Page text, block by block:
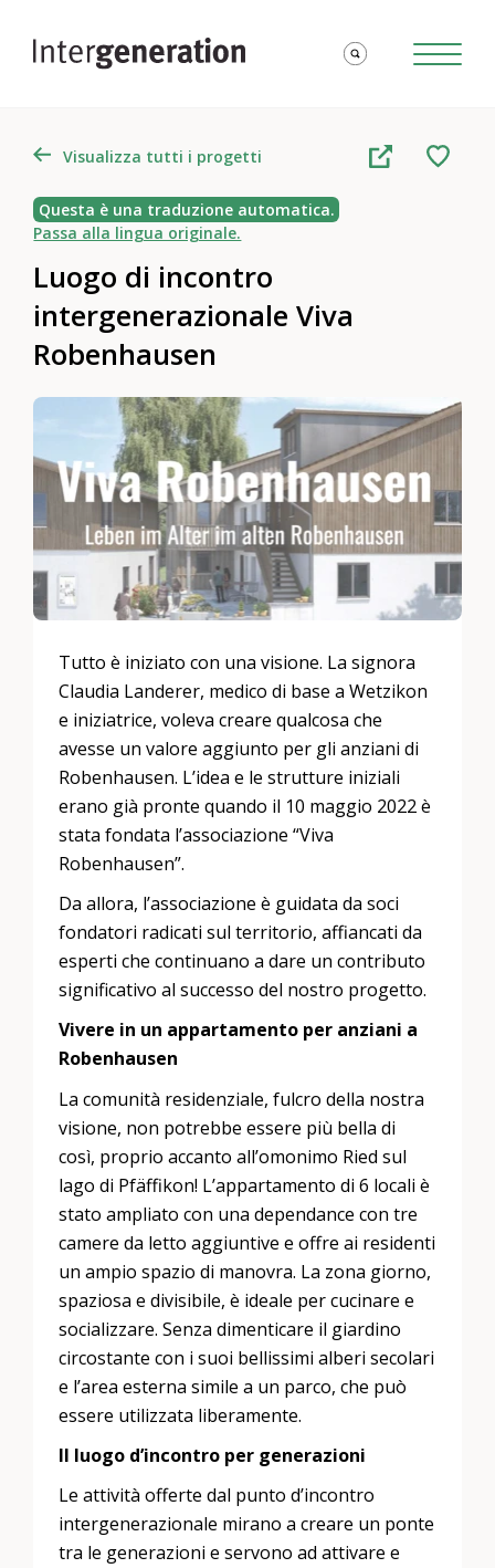
Visualizza tutti i progetti
Questa è una traduzione automatica.
Passa alla lingua originale.
Luogo di incontro
intergenerazionale Viva
Robenhausen
Tutto è iniziato con una visione. La signora
Claudia Landerer, medico di base a Wetzikon
e iniziatrice, voleva creare qualcosa che
avesse un valore aggiunto per gli anziani di
Robenhausen. L’idea e le strutture iniziali
erano già pronte quando il 10 maggio 2022 è
stata fondata l’associazione “Viva
Robenhausen”.
Da allora, l’associazione è guidata da soci
fondatori radicati sul territorio, affiancati da
esperti che continuano a dare un contributo
significativo al successo del nostro progetto.
Vivere in un appartamento per anziani a
Robenhausen
La comunità residenziale, fulcro della nostra
visione, non potrebbe essere più bella di
così, proprio accanto all’omonimo Ried sul
lago di Pfäffikon! L’appartamento di 6 locali è
stato ampliato con una dependance con tre
camere da letto aggiuntive e offre ai residenti
un ampio spazio di manovra. La zona giorno,
spaziosa e divisibile, è ideale per cucinare e
socializzare. Senza dimenticare il giardino
circostante con i suoi bellissimi alberi secolari
e l’area esterna simile a un parco, che può
essere utilizzata liberamente.
Il luogo d’incontro per generazioni
Le attività offerte dal punto d’incontro
intergenerazionale mirano a creare un ponte
tra le generazioni e servono ad attivare e